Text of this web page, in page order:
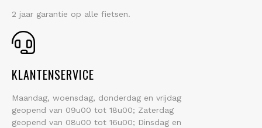
2 jaar garantie op alle fietsen.
KLANTENSERVICE
Maandag, woensdag, donderdag en vrijdag
geopend van 09u00 tot 18u00; Zaterdag
geopend van 08u00 tot 16u00; Dinsdag en